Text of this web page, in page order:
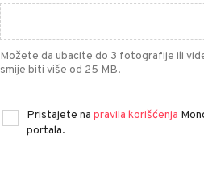
Možete da ubacite do 3 fotografije ili
smije biti više od 25 MB.
Pristajete na pravila korišćenja
portala.